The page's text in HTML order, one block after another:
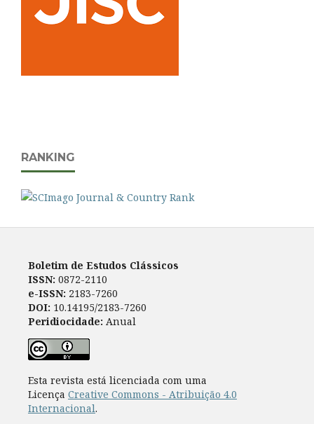
RANKING
Boletim de Estudos Clássicos
ISSN: 0872-2110
e-ISSN: 2183-7260
DOI: 10.14195/2183-7260
Peridiocidade: Anual
Esta revista está licenciada com uma
Licença Creative Commons - Atribuição 4.0
Internacional.